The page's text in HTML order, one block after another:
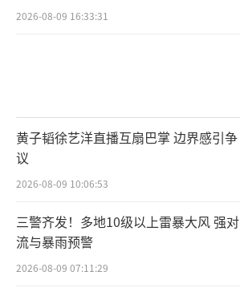
2026-08-09 16:33:31
黄子韬徐艺洋直播互扇巴掌 边界感引争
议
2026-08-09 10:06:53
三警齐发！多地10级以上雷暴大风 强对
流与暴雨预警
2026-08-09 07:11:29